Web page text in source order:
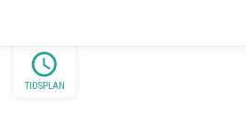
schedule
TIDSPLAN